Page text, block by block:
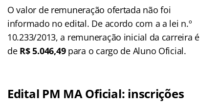
O valor de remuneração ofertada não foi
informado no edital. De acordo com a a lei n.º
10.233/2013, a remuneração inicial da carreira é
de R$ 5.046,49para o cargo de Aluno Oficial.
Edital PM MA Oficial: inscrições